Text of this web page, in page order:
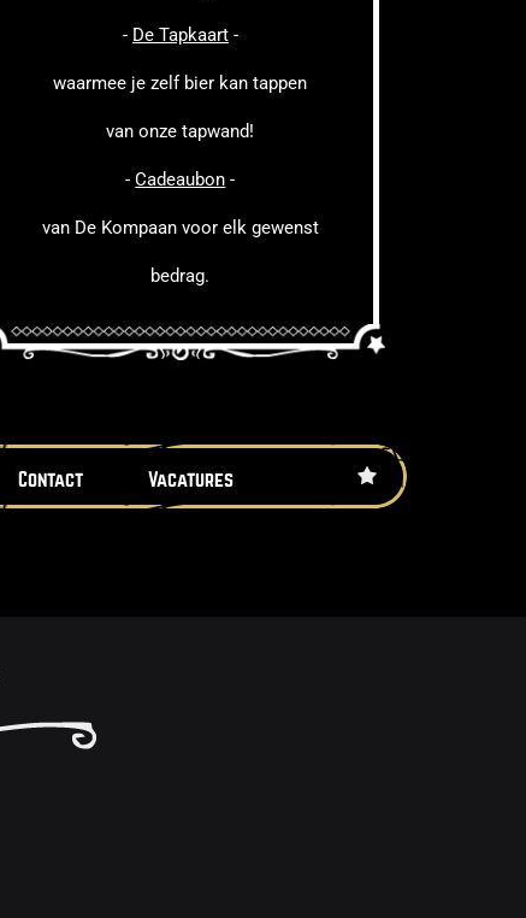
- De Tapkaart-
waarmee je zelf bier kan tappen
van onze tapwand!
-Cadeaubon -
van De Kompaan voor elk gewenst
bedrag.
Contact Vacatures